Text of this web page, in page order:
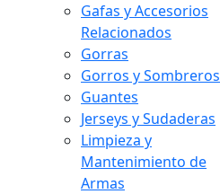
Gafas y Accesorios
Relacionados
Gorras
Gorros y Sombreros
Guantes
Jerseys y Sudaderas
Limpieza y
Mantenimiento de
Armas